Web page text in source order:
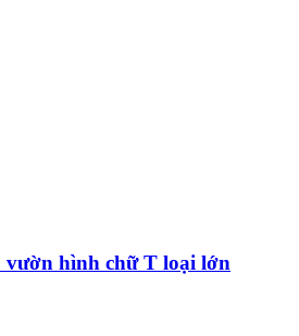
vườn hình chữ T loại lớn